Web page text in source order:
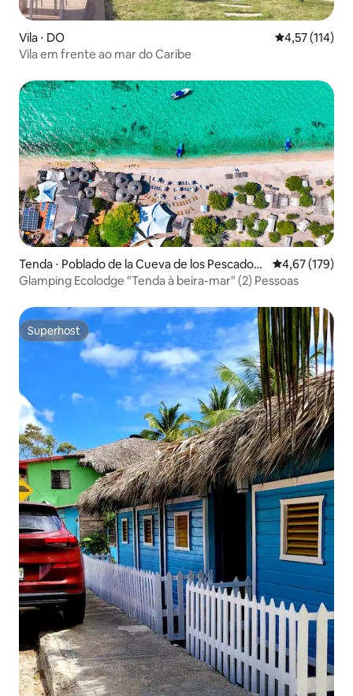
Vila ⋅ DO 4,57 de uma
4,57 (114)
Vila em frente ao mar do Caribe
Tenda ⋅ Poblado de la Cueva de los Pescadore
s
4,67 de uma
4,67 (179)
Glamping Ecolodge "Tenda à beira-mar" (2) Pessoas
Superhost
Superhost